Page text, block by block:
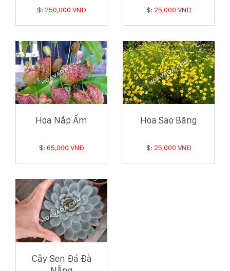
$: 250,000 VNĐ $: 25,000 VNĐ
Hoa Nắp Ấm
$: 65,000 VNĐ
Hoa Sao Băng
$: 25,000 VNĐ
Cây Sen Đá Đà